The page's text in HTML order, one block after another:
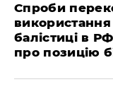
​Спроби
балістиці в
про позицію